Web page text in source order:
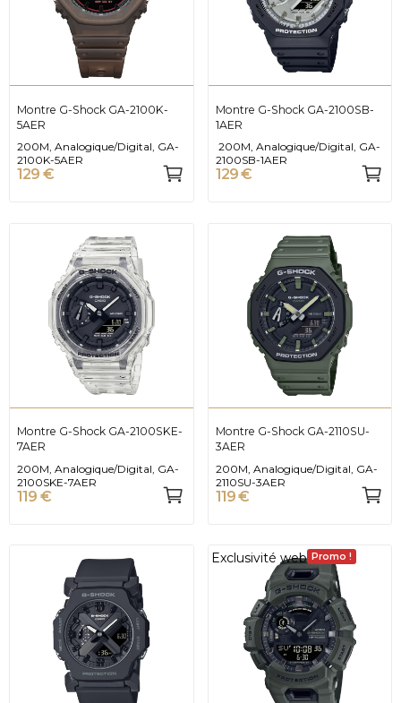
Montre G-Shock GA-2100K-
5AER
200M, Analogique/Digital, GA-
2100K-5AER
129 €
Montre G-Shock GA-2100SB-
1AER
200M, Analogique/Digital, GA-
2100SB-1AER
129 €
Montre G-Shock GA-2100SKE-
7AER
200M, Analogique/Digital, GA-
2100SKE-7AER
119 €
Montre G-Shock GA-2110SU-
3AER
200M, Analogique/Digital, GA-
2110SU-3AER
119 €
Exclusivité web Promo !